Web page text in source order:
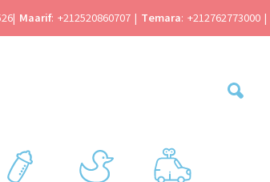
| Maarif: +212520860707 | Temara: +212762773000 |